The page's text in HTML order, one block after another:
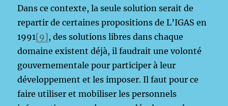
Dans ce contexte, la seule solution serait de
repartir de certaines propositions de L’IGAS en
1991[9], des solutions libres dans chaque
domaine existent déjà, il faudrait une volonté
gouvernementale pour participer à leur
développement et les imposer. Il faut pour ce
faire utiliser et mobiliser les personnels